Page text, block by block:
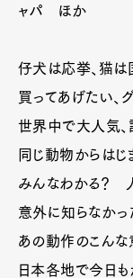
ャパ ほか
仔犬は応挙、猫は
買ってあげたい、
世界中で大人気、
同じ動物からはじ
みんなわかる？
意外に知らなかっ
あの動作のこんな
日本各地で今日も